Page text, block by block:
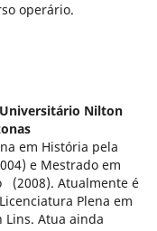
operário.
Nilton
em História pela
e Mestrado em
(2008). Atualmente é
Plena em
Atua ainda